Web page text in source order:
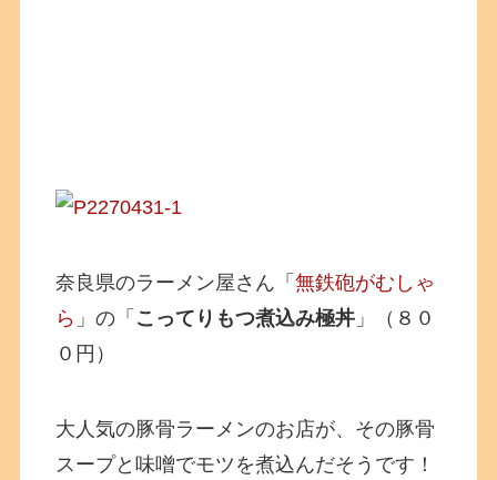
奈良県のラーメン屋さん「無鉄砲がむしゃ
ら 」の「 こってりもつ煮込み極丼 」（８０
０円）
大人気の豚骨ラーメンのお店が、その豚骨
スープと味噌でモツを煮込んだそうです！